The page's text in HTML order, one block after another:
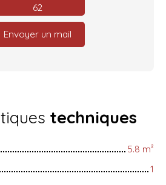
62
Envoyer un mail
techniques
5.8 m²
1